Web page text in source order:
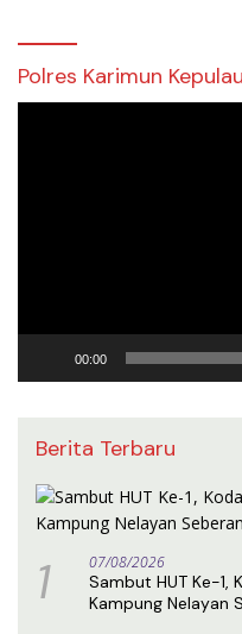
Polres Karimun
00:00
Berita Terbaru
1 07/08/2026
Sambut HUT Ke-1,
Kampung Nelayan